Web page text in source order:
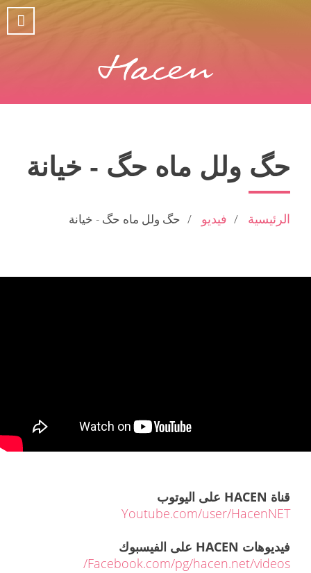
حگ ولل ماه حگ - خيانة
الرئيسية فيديو حگ ولل ماه حگ - خيانة
قناة HACEN على اليوتوب
Youtube.com/user/HacenNET
فيديوهات HACEN على الفيسبوك
Facebook.com/pg/hacen.net/videos/